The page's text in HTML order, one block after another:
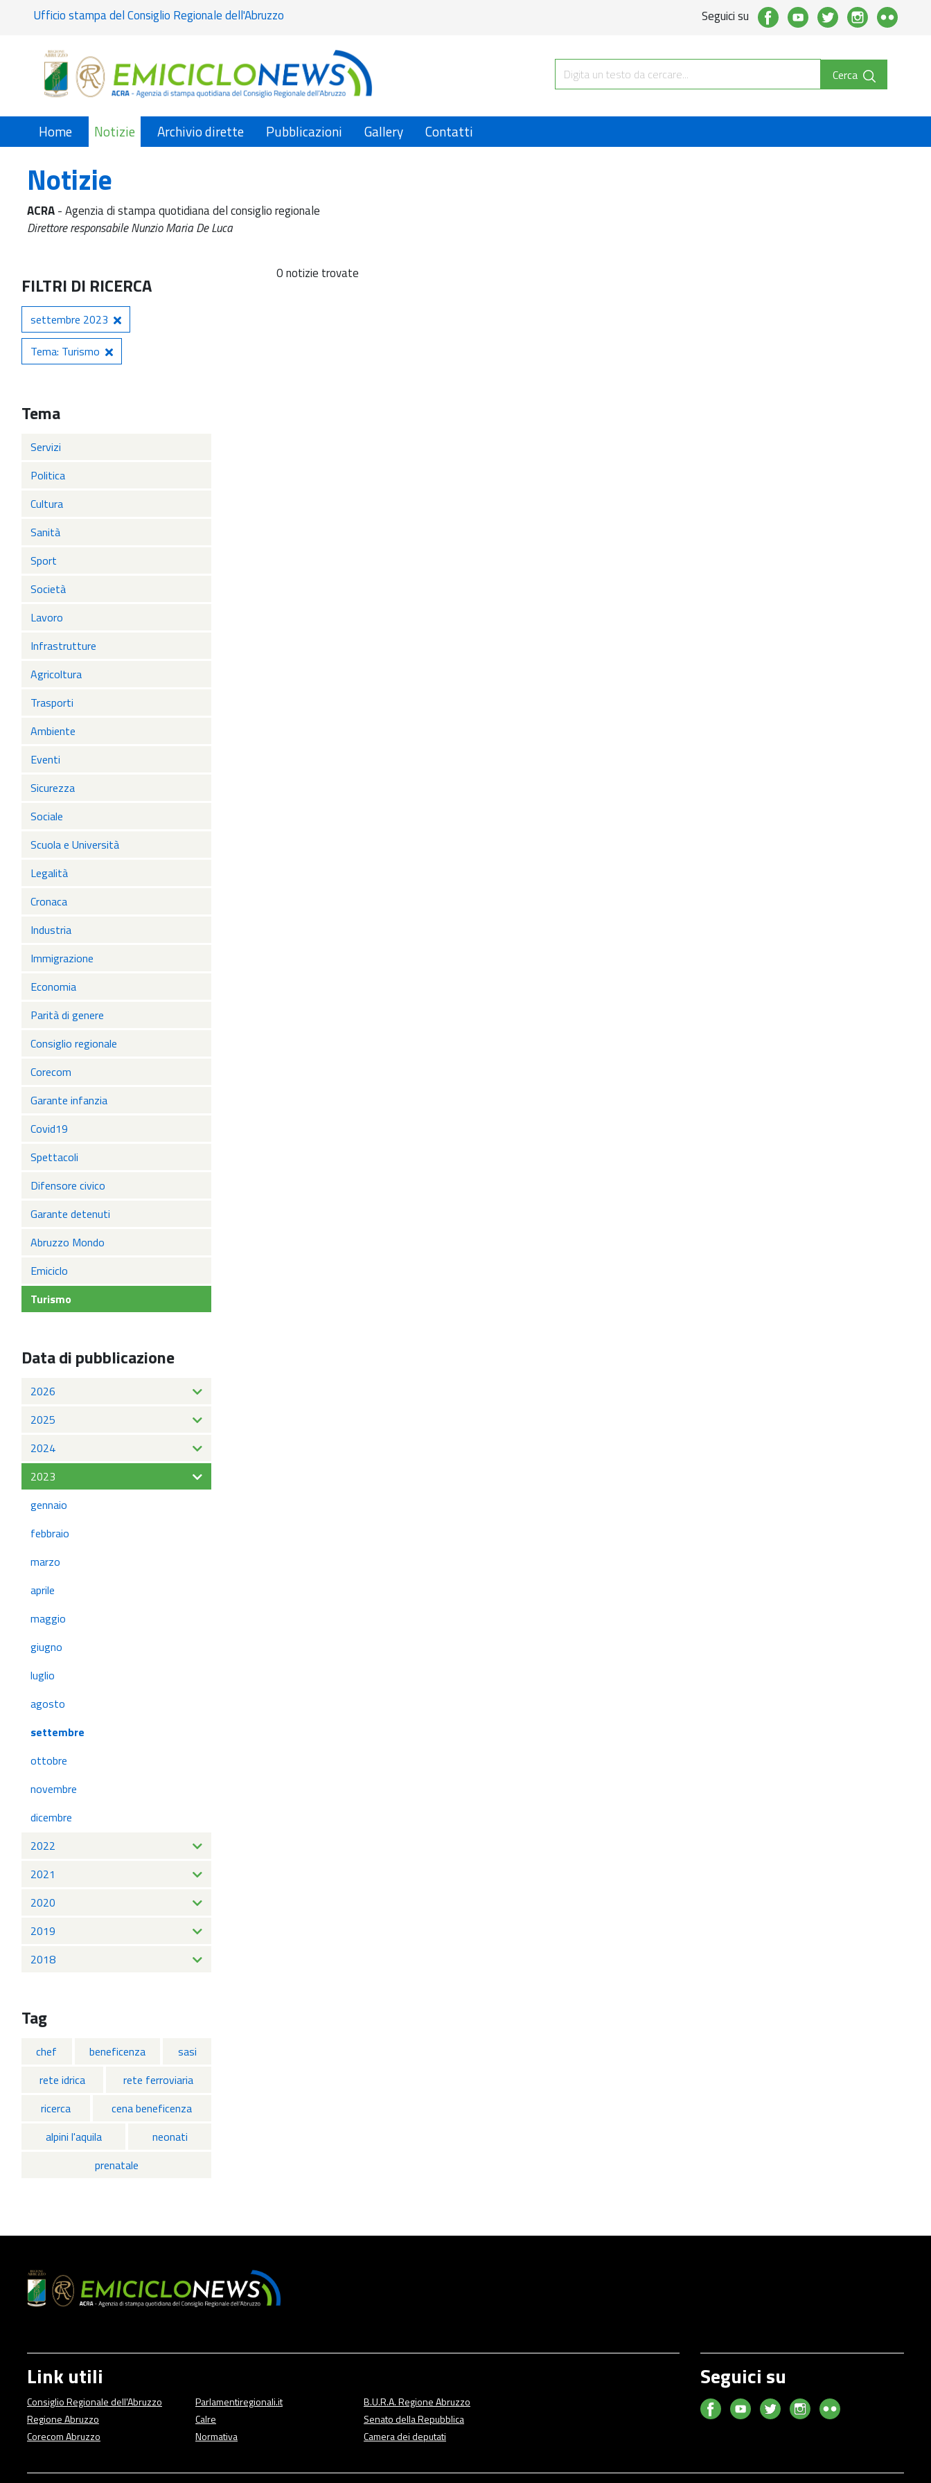
Ufficio stampa del Consiglio Regionale dell'Abruzzo Seguici su
Cerca
Home Notizie Archivio dirette Pubblicazioni Gallery Contatti
Notizie
ACRA- Agenzia di stampa quotidiana del consiglio regionale
Direttore responsabile Nunzio Maria De Luca
FILTRI DI RICERCA
settembre 2023
Tema: Turismo
Tema
Servizi
Politica
Cultura
Sanità
Sport
Società
Lavoro
Infrastrutture
Agricoltura
Trasporti
Ambiente
Eventi
Sicurezza
Sociale
Scuola e Università
Legalità
Cronaca
Industria
Immigrazione
Economia
Parità di genere
Consiglio regionale
Corecom
Garante infanzia
Covid19
Spettacoli
Difensore civico
Garante detenuti
Abruzzo Mondo
Emiciclo
Turismo
Data di pubblicazione
2026
2025
2024
2023
gennaio
febbraio
marzo
aprile
maggio
giugno
luglio
agosto
settembre
ottobre
novembre
dicembre
2022
2021
2020
2019
2018
Tag
chef beneficenza
sasi
rete idrica
rete ferroviaria
ricerca
cena beneficenza
alpini l'aquila
neonati
prenatale
0 notizie trovate
Link utili
Consiglio Regionale dell'Abruzzo
Regione Abruzzo
Corecom Abruzzo
Parlamentiregionali.it
Calre
Normativa
B.U.R.A. Regione Abruzzo
Senato della Repubblica
Camera dei deputati
Seguici su